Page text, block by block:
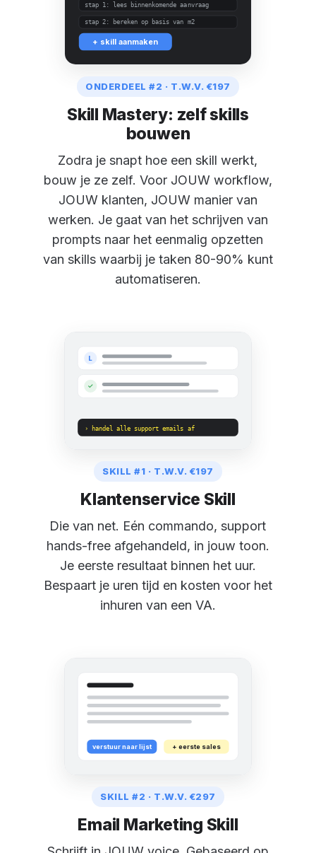
stap 1: lees binnenkomende aanvraag
stap 2: bereken op basis van m2
+ skill aanmaken
ONDERDEEL #2 · T.W.V. €197
Skill Mastery: zelf skills
bouwen
Zodra je snapt hoe een skill werkt,
bouw je ze zelf. Voor JOUW workflow,
JOUW klanten, JOUW manier van
werken. Je gaat van het schrijven van
prompts naar het eenmalig opzetten
van skills waarbij je taken 80-90% kunt
automatiseren.
L
✓
› handel alle support emails af
SKILL #1 · T.W.V. €197
Klantenservice Skill
Die van net. Eén commando, support
hands-free afgehandeld, in jouw toon.
Je eerste resultaat binnen het uur.
Bespaart je uren tijd en kosten voor het
inhuren van een VA.
verstuur naar lijst + eerste sales
SKILL #2 · T.W.V. €297
Email Marketing Skill